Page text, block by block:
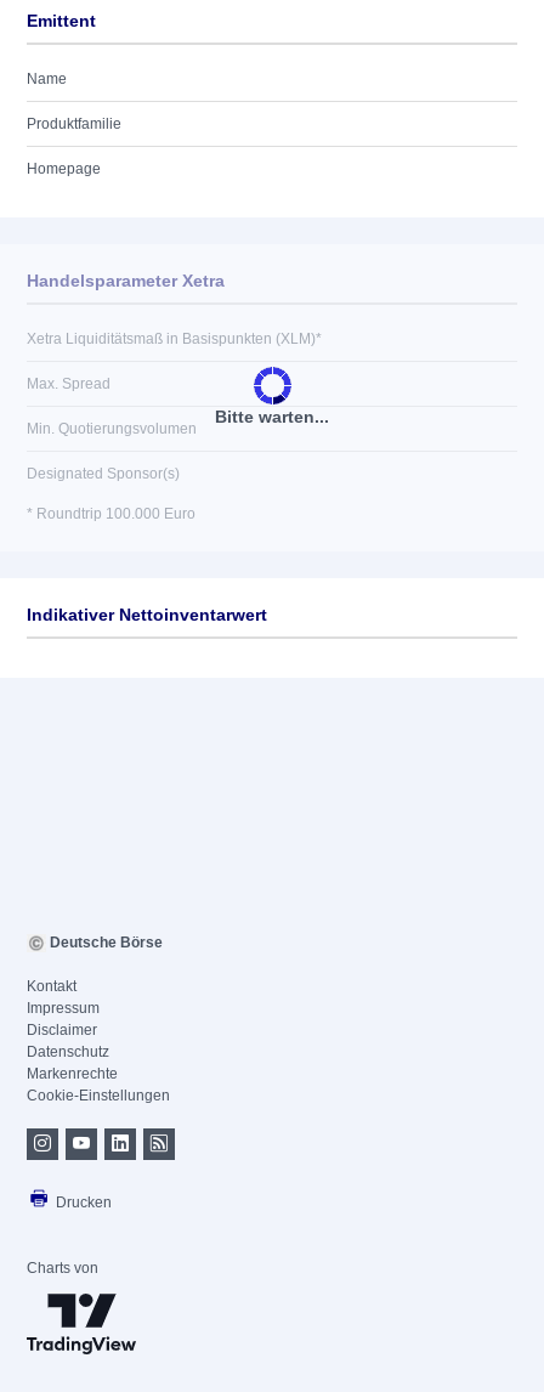
Emittent
Name
Produktfamilie
Homepage
Bitte warten...
Handelsparameter Xetra
Xetra Liquiditätsmaß in Basispunkten (XLM)*
Max. Spread
Min. Quotierungsvolumen
Designated Sponsor(s)
* Roundtrip 100.000 Euro
Indikativer Nettoinventarwert
Deutsche Börse
Kontakt
Impressum
Disclaimer
Datenschutz
Markenrechte
Cookie-Einstellungen
Drucken
Charts von